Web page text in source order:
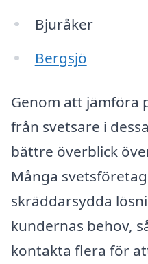
Bjuråker
Bergsjö
Genom att jämföra
från svetsare i
bättre överblick
Många
skräddarsydda
kundernas behov,
kontakta flera för